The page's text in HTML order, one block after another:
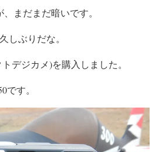
まだまだ暗いです。
しぶりだな。
デジカメ)を購入しました。
です。